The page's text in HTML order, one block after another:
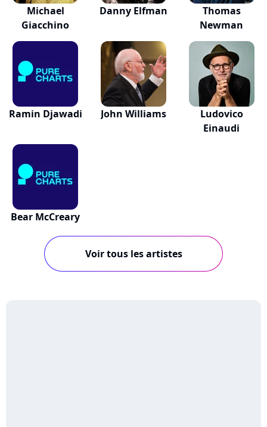
Michael
Giacchino
Danny Elfman
Thomas
Newman
Ramin Djawadi John Williams
Ludovico
Einaudi
Bear McCreary
Voir tous les artistes